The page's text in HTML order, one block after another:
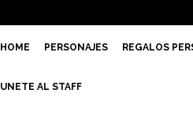
HOME PERSONAJES REGALOS
UNETE AL STAFF